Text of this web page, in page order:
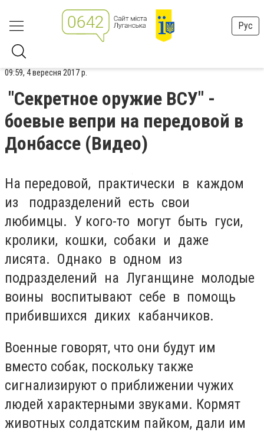
Рус
09:59, 4 вересня 2017 р.
"Секретное оружие ВСУ" -
боевые вепри на передовой в
Донбассе (Видео)
На передовой, практически в каждом
из подразделений есть свои
любимцы. У кого-то могут быть гуси,
кролики, кошки, собаки и даже
лисята. Однако в одном из
подразделений на Луганщине молодые
воины воспитывают себе в помощь
прибившихся диких кабанчиков.
Военные говорят, что они будут им
вместо собак, поскольку также
сигнализируют о приближении чужих
людей характерными звуками. Кормят
животных солдатским пайком, дали им